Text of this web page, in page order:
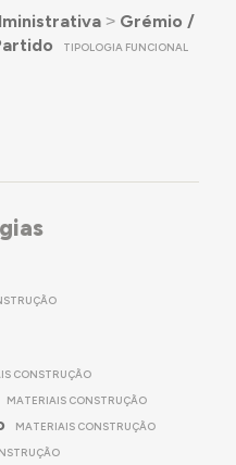
de representação
lavoura, através da
e alguns
termos de
˃ Grémio /
TIPOLOGIA FUNCIONAL
CONSTRUÇÃO
MATERIAIS CONSTRUÇÃO
MATERIAIS CONSTRUÇÃO